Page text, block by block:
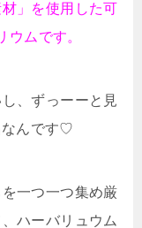
」を使用した可
ムです。
、ずっーーと見
なんです♡
一つ一つ集め厳
ハーバリュウム